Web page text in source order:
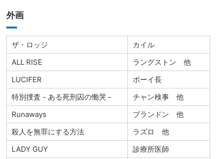
外画
ザ・ロッジ
カイル
ALL RISE
ラングストン 他
LUCIFER
ボーイ長
特別捜査－ある死刑囚の慟哭－
チャン検事 他
Runaways
ブランドン 他
殺人を無罪にする方法
ラズロ 他
LADY GUY
診療所医師